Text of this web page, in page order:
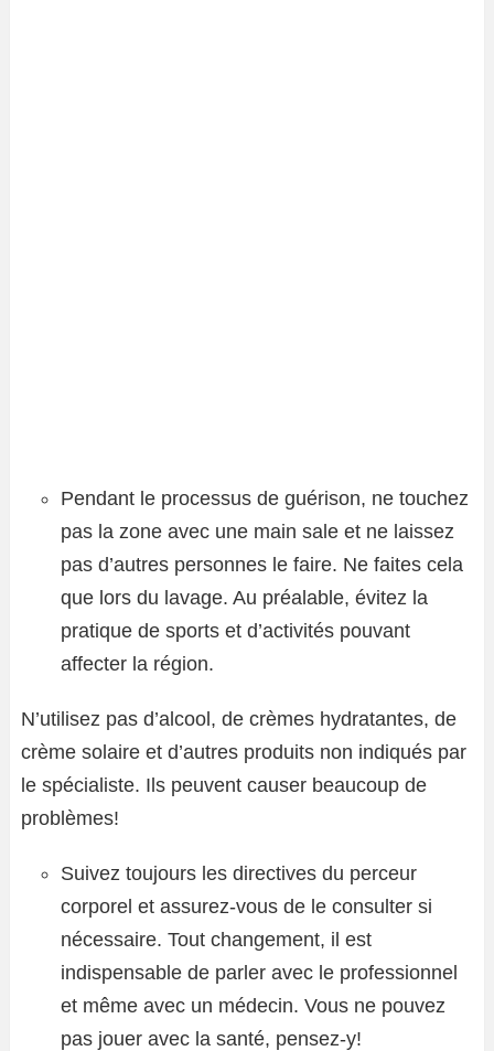
Pendant le processus de guérison, ne touchez
pas la zone avec une main sale et ne laissez
pas d’autres personnes le faire. Ne faites cela
que lors du lavage. Au préalable, évitez la
pratique de sports et d’activités pouvant
affecter la région.
N’utilisez pas d’alcool, de crèmes hydratantes, de
crème solaire et d’autres produits non indiqués par
le spécialiste. Ils peuvent causer beaucoup de
problèmes!
Suivez toujours les directives du perceur
corporel et assurez-vous de le consulter si
nécessaire. Tout changement, il est
indispensable de parler avec le professionnel
et même avec un médecin. Vous ne pouvez
pas jouer avec la santé, pensez-y!